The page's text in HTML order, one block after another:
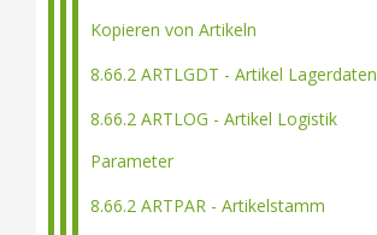
Kopieren von Artikeln
8.66.2 ARTLGDT - Artikel Lagerdaten
8.66.2 ARTLOG - Artikel Logistik
Parameter
8.66.2 ARTPAR - Artikelstamm